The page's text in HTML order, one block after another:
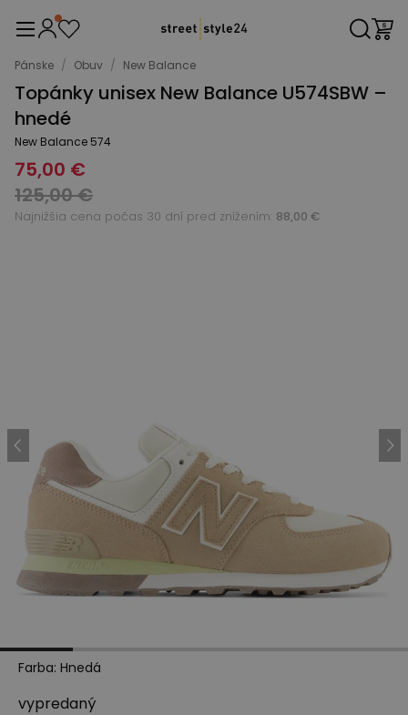
Pánske / Obuv / New Balance
Topánky unisex New Balance U574SBW –
hnedé
New Balance 574
75,00 €
125,00 €
Najnižšia cena počas 30 dní pred znížením: 88,00 €
Farba: Hnedá
vypredaný